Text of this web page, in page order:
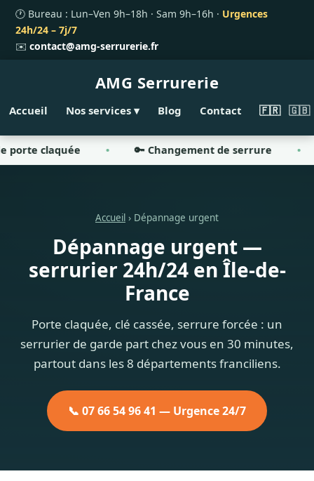
🕐 Bureau : Lun–Ven 9h–18h · Sam 9h–16h · Urgences
24h/24 – 7j/7
✉️ contact@amg-serrurerie.fr
AMG Serrurerie
Accueil Nos services ▾ Blog Contact 🇫🇷 🇬🇧
🔑 Changement de serrure 🛡️
Accueil › Dépannage urgent
Dépannage urgent —
serrurier 24h/24 en Île-de-
France
Porte claquée, clé cassée, serrure forcée : un
serrurier de garde part chez vous en 30 minutes,
partout dans les 8 départements franciliens.
📞 07 66 54 96 41 — Urgence 24/7